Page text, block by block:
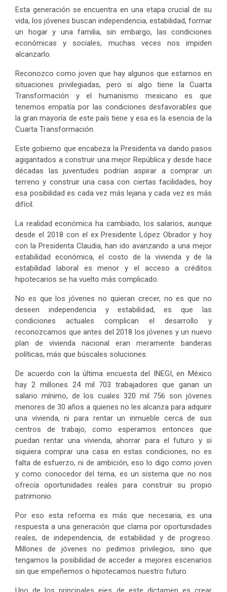
Esta generación se encuentra en una etapa crucial de su
vida, los jóvenes buscan independencia, estabilidad, formar
un hogar y una familia, sin embargo, las condiciones
económicas y sociales, muchas veces nos impiden
alcanzarlo.
Reconozco como joven que hay algunos que estamos en
situaciones privilegiadas, pero si algo tiene la Cuarta
Transformación y el humanismo mexicano es que
tenemos empatía por las condiciones desfavorables que
la gran mayoría de este país tiene y esa es la esencia de la
Cuarta Transformación.
Este gobierno que encabeza la Presidenta va dando pasos
agigantados a construir una mejor República y desde hace
décadas las juventudes podrían aspirar a comprar un
terreno y construir una casa con ciertas facilidades, hoy
esa posibilidad es cada vez más lejana y cada vez es más
difícil.
La realidad económica ha cambiado, los salarios, aunque
desde el 2018 con el ex Presidente López Obrador y hoy
con la Presidenta Claudia, han ido avanzando a una mejor
estabilidad económica, el costo de la vivienda y de la
estabilidad laboral es menor y el acceso a créditos
hipotecarios se ha vuelto más complicado.
No es que los jóvenes no quieran crecer, no es que no
deseen independencia y estabilidad, es que las
condiciones actuales complican el desarrollo y
reconozcamos que antes del 2018 los jóvenes y un nuevo
plan de vivienda nacional eran meramente banderas
políticas, más que búscales soluciones.
De acuerdo con la última encuesta del INEGI, en México
hay 2 millones 24 mil 703 trabajadores que ganan un
salario mínimo, de los cuales 320 mil 756 son jóvenes
menores de 30 años a quienes no les alcanza para adquirir
una vivienda, ni para rentar un inmueble cerca de sus
centros de trabajo, como esperamos entonces que
puedan rentar una vivienda, ahorrar para el futuro y si
siquiera comprar una casa en estas condiciones, no es
falta de esfuerzo, ni de ambición, eso lo digo como joven
y como conocedor del tema, es un sistema que no nos
ofrecía oportunidades reales para construir su propio
patrimonio.
Por eso esta reforma es más que necesaria, es una
respuesta a una generación que clama por oportunidades
reales, de independencia, de estabilidad y de progreso.
Millones de jóvenes no pedimos privilegios, sino que
tengamos la posibilidad de acceder a mejores escenarios
sin que empeñemos o hipotecamos nuestro futuro.